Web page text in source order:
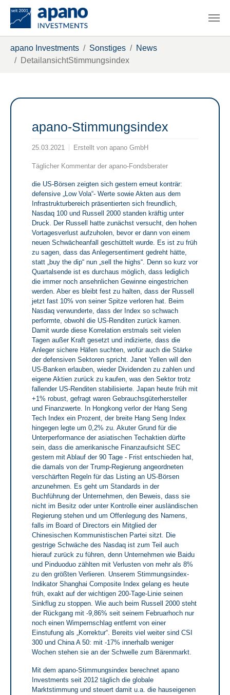
apano Investments Sonstiges
News
DetailansichtStimmungsindex
apano-Stimmungsindex
25.03.2021 Erstellt von apano GmbH
Täglicher Kommentar der apano-Fondsberater
die US-Börsen zeigten sich gestern erneut konträr:
defensive „Low Vola“- Werte sowie Akten aus dem
Infrastrukturbereich präsentierten sich freundlich,
Nasdaq 100 und Russell 2000 standen kräftig unter
Druck. Der Russell hatte zunächst versucht, den hohen
Vortagesverlust aufzuholen, bevor er dann von einem
neuen Schwächeanfall geschüttelt wurde. Es ist zu früh
zu sagen, dass das Anlegersentiment gedreht hätte,
statt „buy the dip“ nun „sell the highs“. Denn so kurz vor
Quartalsende ist es durchaus möglich, dass lediglich
die immer noch ansehnlichen Gewinne eingestrichen
werden. Aber es bleibt fest zu halten, dass der Russell
jetzt fast 10% von seiner Spitze verloren hat. Beim
Nasdaq verwunderte, dass der Index so schwach
performte, obwohl die US-Renditen zurück kamen.
Damit wurde diese Korrelation erstmals seit vielen
Tagen außer Kraft gesetzt und indizierte, dass die
Anleger sichere Häfen suchten, wofür auch die Stärke
der defensiven Sektoren spricht. Janet Yellen will den
US-Banken erlauben, wieder Dividenden zu zahlen und
eigene Aktien zurück zu kaufen, was den Sektor trotz
fallender US-Renditen stabilisierte. Japan heute früh mit
+1% robust, gefragt waren Gebrauchsgüterhersteller
und Finanzwerte. In Hongkong verlor der Hang Seng
Tech Index ein Prozent, der breite Hang Seng Index
hingegen legte um 0,2% zu. Akuter Grund für die
Unterperformance der asiatischen Techaktien dürfte
sein, dass die amerikanische Finanzaufsicht SEC
gestern mit Ablauf der 90 Tage - Frist entschieden hat,
die damals von der Trump-Regierung angeordneten
verschärften Regeln für das Listing an US-Börsen
anzunehmen. Es geht um Standards in der
Buchführung der Unternehmen, den Beweis, dass sie
nicht im Besitz oder unter Kontrolle einer ausländischen
Regierung stehen und um Offenlegung des Namens,
falls im Board of Directors ein Mitglied der
Chinesischen Kommunistischen Partei sitzt. Die
gestrige Schwäche des Nasdaq ist zum Teil auch
hierauf zurück zu führen, denn Unternehmen wie Baidu
und Pinduoduo zählten mit Verlusten von mehr als 8%
zu den größten Verlieren. Unserem Stimmungsindex-
Indikator Shanghai Composite Index gelang es heute
früh, exakt auf der wichtigen 200-Tage-Linie seinen
Sinkflug zu stoppen. Wie auch beim Russell 2000 steht
der Rückgang mit -9,86% seit seinem Februarhoch nur
noch einen Wimpernschlag entfernt von einer
Einstufung als „Korrektur“. Bereits viel weiter sind CSI
300 und China A 50: mit -17% innerhalb weniger
Wochen stehen sie an der Schwelle zum Bärenmarkt.
Mit dem apano-Stimmungsindex berechnet apano
Investments seit 2012 täglich die globale
Marktstimmung und steuert damit u.a. die hauseigenen